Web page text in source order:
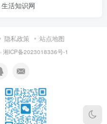
生活知识网
隐私政策 站点地图
· 湘ICP备2023018336号-1